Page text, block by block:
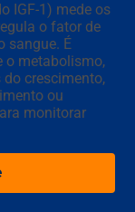
IGF-1) mede os
o fator de
sangue. É
o metabolismo,
crescimento,
ou
monitorar